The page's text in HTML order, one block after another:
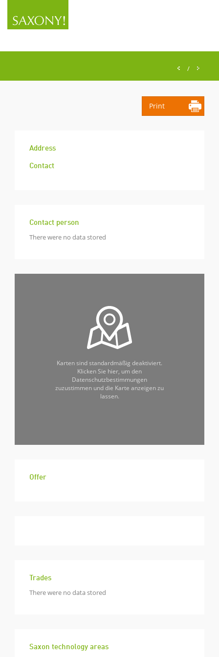
/
Print
Address
Contact
Contact person
There were no data stored
Karten sind standardmäßig deaktiviert.
Klicken Sie hier, um den
Datenschutzbestimmungen
zuzustimmen und die Karte anzeigen zu
lassen.
Offer
Trades
There were no data stored
Saxon technology areas